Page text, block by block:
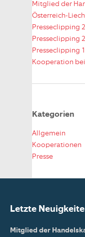
Mitglied der
Österreich-
Presseclipping
Presseclipping
Presseclipping
Kooperation
Kategorien
Allgemein
Kooperationen
Presse
Letzte
Mitglied der